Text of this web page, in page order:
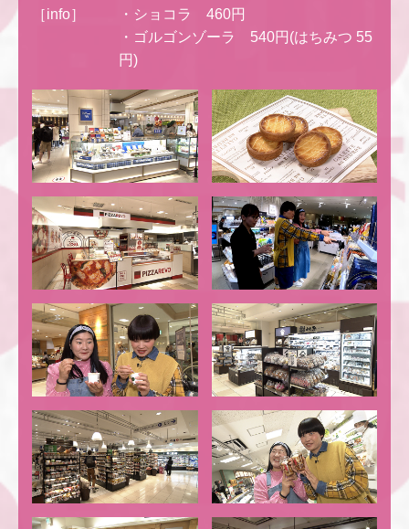
［info］
・ショコラ 460円
・ゴルゴンゾーラ 540円(はちみつ 55
円)